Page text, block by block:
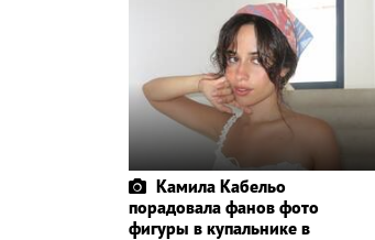
Камила Кабельо
порадовала фанов фото
фигуры в купальнике в